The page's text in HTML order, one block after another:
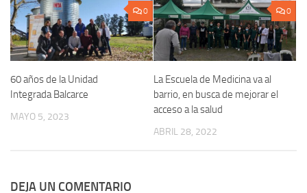
0
60 años de la Unidad
Integrada Balcarce
MAYO 5, 2023
0
La Escuela de Medicina va al
barrio, en busca de mejorar el
acceso a la salud
ABRIL 28, 2022
DEJA UN COMENTARIO